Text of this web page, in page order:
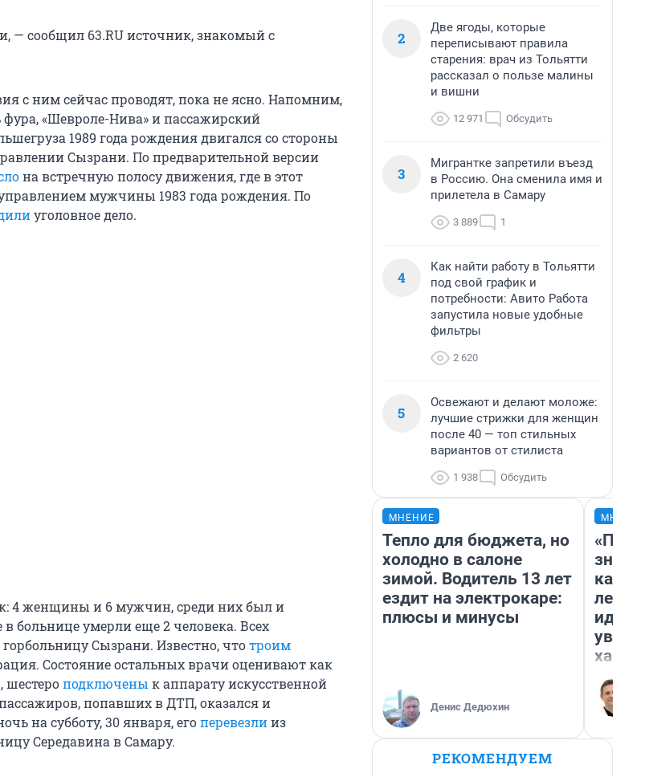
— сообщил 63.RU источник, знакомый с
с ним сейчас проводят, пока не ясно. Напомним,
«Шевроле-Нива» и пассажирский
1989 года рождения двигался со стороны
Сызрани. По предварительной версии
на встречную полосу движения, где в этот
мужчины 1983 года рождения. По
уголовное дело.
4 женщины и 6 мужчин, среди них был и
в больнице умерли еще 2 человека. Всех
Сызрани. Известно, чтотроим
Состояние остальных врачи оценивают как
шестероподключены к аппарату искусственной
попавших в ДТП, оказался и
на субботу, 30 января, егоперевезлииз
Середавина в Самару.
2
Две ягоды, которые
переписывают правила
старения: врач из Тольятти
рассказал о пользе малины
и вишни
12 971 Обсудить
3
Мигрантке запретили въезд
в Россию. Она сменила имя и
прилетела в Самару
3 889 1
4
Как найти работу в Тольятти
под свой график и
потребности: Авито Работа
запустила новые удобные
фильтры
2 620
5
Освежают и делают моложе:
лучшие стрижки для женщин
после 40 — топ стильных
вариантов от стилиста
1 938 Обсудить
МНЕНИЕ
Тепло для бюджета, но
холодно в салоне
зимой. Водитель 13 лет
ездит на электрокаре:
плюсы и минусы
Денис Дедюхин
идею
РЕКОМЕНДУЕМ